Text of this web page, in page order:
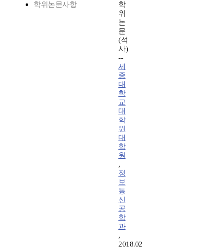
학위논문사항
학
위
논
문
(석
사)
--
세
종
대
학
교
대
학
원
대
학
원
,
정
보
통
신
공
학
과
,
2018.02